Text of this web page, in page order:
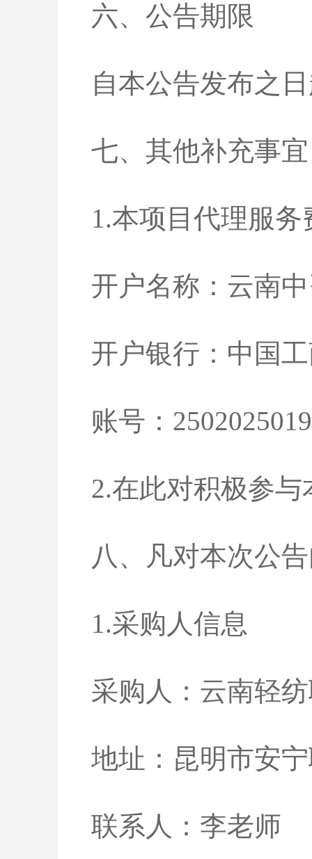
六、公告期限
自本公告发布之
七、其他补充事宜
1.本项目代理服
开户名称：云南
开户银行：中国
账号：
2.在此对积极参
八、凡对本次公
1.采购人信息
采购人：云南轻
地址：昆明市安
联系人：李老师